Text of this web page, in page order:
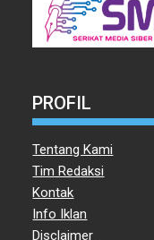
PROFIL
Tentang Kami
Tim Redaksi
Kontak
Info Iklan
Disclaimer